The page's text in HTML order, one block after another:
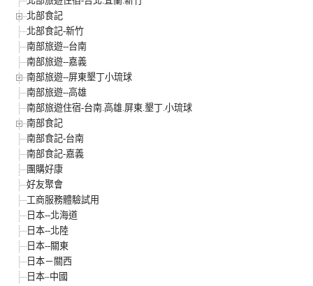
北部食記
北部食記-新竹
南部旅遊--台南
南部旅遊--嘉義
南部旅遊--屏東墾丁小琉球
南部旅遊--高雄
南部旅遊住宿-台南.高雄.屏東.墾丁.小琉球
南部食記
南部食記-台南
南部食記-嘉義
團購好康
好友聚會
工商服務體驗試用
日本--北海道
日本--北陸
日本--關東
日本－關西
日本–中國